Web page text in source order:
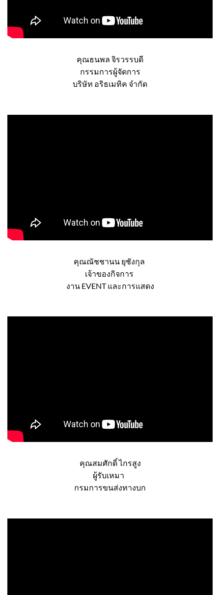
คุณธนพล จิรวรรบดี
กรรมการผู้จัดการ
บริษัท อริธเมทิค จำกัด
คุณณัชชานน ยุชังกุล
เจ้าของกิจการ
งาน EVENT และการแสดง
คุณสมศักดิ์ ไกรสูง
ผู้รับเหมา
กรมการขนส่งทางบก